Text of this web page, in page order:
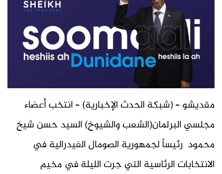
مقديشو – (شبكة الحدث الإخبارية) – انتخب أعضاء
مجلسي البرلمان(الشعب والشيوخ) السيد حسن شيخ
محمود رئيساً لجمهورية الصومال الفيدرالية في
الانتخابات الرئاسية التي جرت الليلة في مخيم